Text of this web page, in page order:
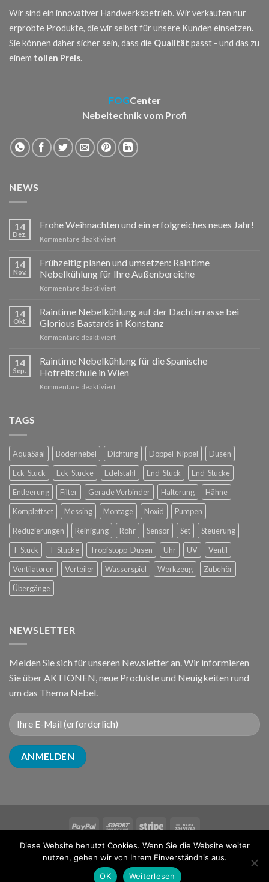
Wir sind ein innovativer Handwerksbetrieb. Wir verkaufen nur
erprobte Produkte, die wir selbst für unsere Kunden einsetzen.
Sie können daher sicher sein, dass die Qualität passt - und das zu
einem tollen Preis.
FOGCenter
Nebeltechnik vom Profi
NEWS
14
Dez.
Frohe Weihnachten und ein erfolgreiches neues Jahr!
Kommentare deaktiviertfür
Weihnachten
und
ein
erfolgreiches
Jahr!
14
Nov.
Frühzeitig planen und umsetzen: Raintime
Nebelkühlung für Ihre Außenbereiche
Kommentare deaktiviertfür
planen
und
umsetzen:
Raintime
für
Ihre
14
Okt.
Raintime Nebelkühlung auf der Dachterrasse bei
Glorious Bastards in Konstanz
Kommentare deaktiviertfür
Nebelkühlung
auf
der
Dachterrasse
14
Sep.
Raintime Nebelkühlung für die Spanische
Hofreitschule in Wien
Kommentare deaktiviertfür
Hofreitschule
in
Wien
TAGS
AquaSaal Bodennebel Dichtung Doppel-Nippel
Düsen
Eck-Stück
Eck-Stücke Edelstahl End-Stück
End-Stücke
Entleerung
Filter Gerade Verbinder Halterung
Hähne
Komplettset
Messing Montage Noxid
Pumpen
Reduzierungen
Reinigung Rohr Sensor Set
Steuerung
T-Stück
T-Stücke Tropfstopp-Düsen Uhr UV
Ventil
Ventilatoren
Verteiler Wasserspiel Werkzeug
Zubehör
Übergänge
NEWSLETTER
Melden Sie sich für unseren Newsletter an. Wir informieren
Sie über AKTIONEN, neue Produkte und Neuigkeiten rund
um das Thema Nebel.
ÜBER UNS NUTZUNGSBEDINGUNGEN FAQ KONTAKT
Copyright 2026 © FOGCenter® ist eine Marke von
raintime®
Powered byiService
Diese Website benutzt Cookies. Wenn Sie die Website weiter
nutzen, gehen wir von Ihrem Einverständnis aus.
OK
Weiterlesen